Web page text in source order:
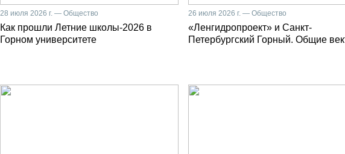
28 июля 2026 г. — Общество
Как прошли Летние школы-2026 в
Горном университете
26 июля 2026 г. — Общество
«Ленгидропроект» и Санкт-
Петербургский Горный. Общие